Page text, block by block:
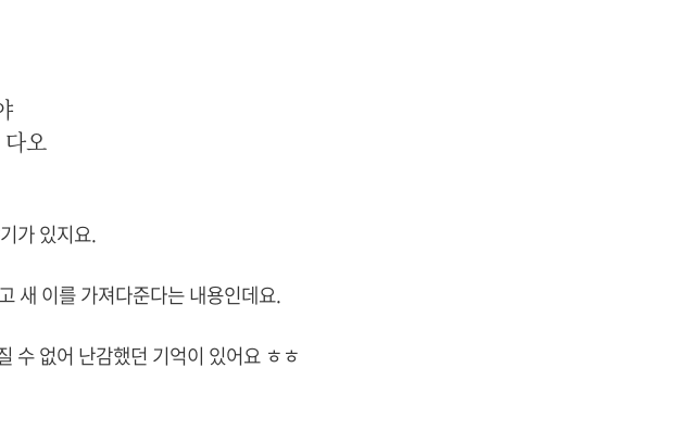
오
가 있지요.
새 이를 가져다준다는 내용인데요.
수 없어 난감했던 기억이 있어요 ㅎㅎ